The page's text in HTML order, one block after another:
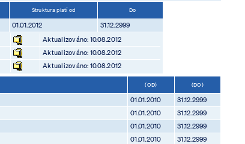
Struktura platí od Do
01.01.2012
31.12.2999
Aktualizováno: 10.08.2012
Aktualizováno: 10.08.2012
Aktualizováno: 10.08.2012
(OD) (DO)
01.01.2010
31.12.2999
01.01.2010
31.12.2999
01.01.2010
31.12.2999
01.01.2010
31.12.2999